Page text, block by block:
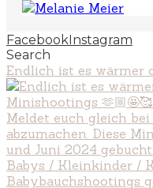
FacebookInstagram
Search
Endlich ist es wärmer